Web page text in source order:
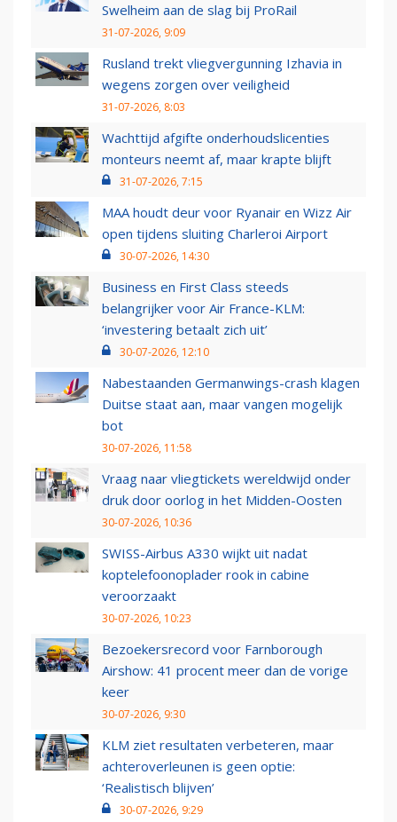
Swelheim aan de slag bij ProRail
31-07-2026, 9:09
Rusland trekt vliegvergunning Izhavia in
wegens zorgen over veiligheid
31-07-2026, 8:03
Wachttijd afgifte onderhoudslicenties
monteurs neemt af, maar krapte blijft
31-07-2026, 7:15
MAA houdt deur voor Ryanair en Wizz Air
open tijdens sluiting Charleroi Airport
30-07-2026, 14:30
Business en First Class steeds
belangrijker voor Air France-KLM:
‘investering betaalt zich uit’
30-07-2026, 12:10
Nabestaanden Germanwings-crash klagen
Duitse staat aan, maar vangen mogelijk
bot
30-07-2026, 11:58
Vraag naar vliegtickets wereldwijd onder
druk door oorlog in het Midden-Oosten
30-07-2026, 10:36
SWISS-Airbus A330 wijkt uit nadat
koptelefoonoplader rook in cabine
veroorzaakt
30-07-2026, 10:23
Bezoekersrecord voor Farnborough
Airshow: 41 procent meer dan de vorige
keer
30-07-2026, 9:30
KLM ziet resultaten verbeteren, maar
achteroverleunen is geen optie:
‘Realistisch blijven’
30-07-2026, 9:29